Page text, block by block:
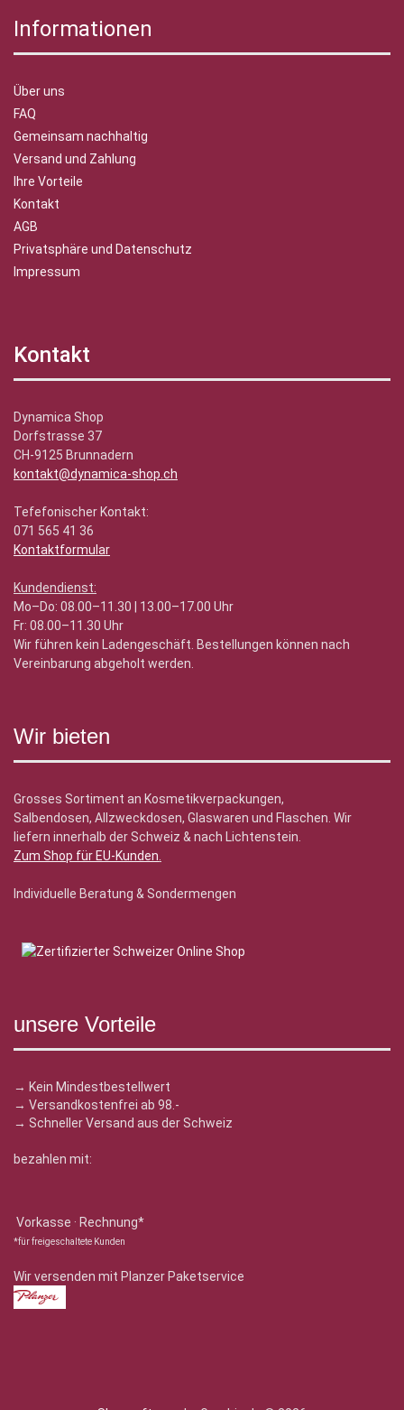
Informationen
Über uns
FAQ
Gemeinsam nachhaltig
Versand und Zahlung
Ihre Vorteile
Kontakt
AGB
Privatsphäre und Datenschutz
Impressum
Kontakt
Dynamica Shop
Dorfstrasse 37
CH-9125 Brunnadern
kontakt@dynamica-shop.ch
Tefefonischer Kontakt:
071 565 41 36
Kontaktformular
Kundendienst:
Mo–Do: 08.00–11.30 | 13.00–17.00 Uhr
Fr: 08.00–11.30 Uhr
Wir führen kein Ladengeschäft. Bestellungen können nach
Vereinbarung abgeholt werden.
Wir bieten
Grosses Sortiment an Kosmetikverpackungen,
Salbendosen, Allzweckdosen, Glaswaren und Flaschen. Wir
liefern innerhalb der Schweiz & nach Lichtenstein.
Zum Shop für EU-Kunden
Individuelle Beratung & Sondermengen
unsere Vorteile
→ Kein Mindestbestellwert
→ Versandkostenfrei ab 98.-
→ Schneller Versand aus der Schweiz
bezahlen mit:
Vorkasse · Rechnung*
*für freigeschaltete Kunden
Wir versenden mit Planzer Paketservice